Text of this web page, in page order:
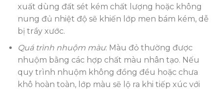
xuất dùng đất sét kém chất lượng hoặc không
nung đủ nhiệt độ sẽ khiến lớp men bám kém, dễ
bị trầy xước.
Quá trình nhuộm màu: Màu đỏ thường được
nhuộm bằng các hợp chất màu nhân tạo. Nếu
quy trình nhuộm không đồng đều hoặc chưa
khô hoàn toàn, lớp màu sẽ lộ ra khi tiếp xúc với